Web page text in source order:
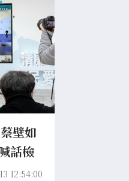
壁如
話檢
12:54:00